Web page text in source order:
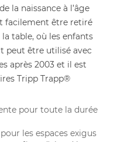
la naissance à l’âge
facilement être retiré
table, où les enfants
peut être utilisé avec
après 2003 et il est
Tripp Trapp®
pour toute la durée
les espaces exigus